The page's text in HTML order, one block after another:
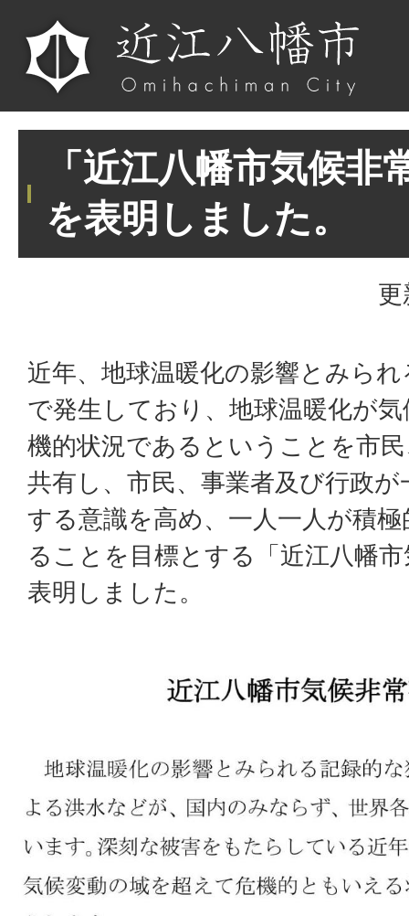
「近江八幡市気候非
を表明しました。
近年、地球温暖化の影響とみら
で発生しており、地球温暖化が
機的状況であるということを市
共有し、市民、事業者及び行政
する意識を高め、一人一人が積
ることを目標とする「近江八幡
表明しました。